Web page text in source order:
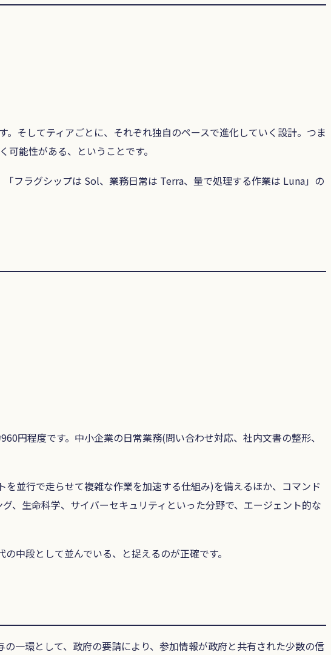
。そしてティアごとに、それぞれ独自のペースで進化していく設計。つま
能性がある、ということです。
フラグシップは Sol、業務日常は Terra、量で処理する作業は Luna」の
円程度です。中小企業の日常業務(問い合わせ対応、社内文書の整形、
を並行で走らせて複雑な作業を加速する仕組み)を備えるほか、コマンド
、生命科学、サイバーセキュリティといった分野で、エージェント的な
中段として並んでいる、と捉えるのが正確です。
一環として、政府の要請により、参加情報が政府と共有された少数の信